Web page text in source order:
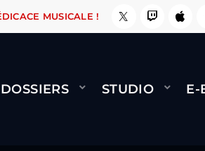
! NAMI BERNARD
MUSICALE !
DOSSIERS STUDIO E-